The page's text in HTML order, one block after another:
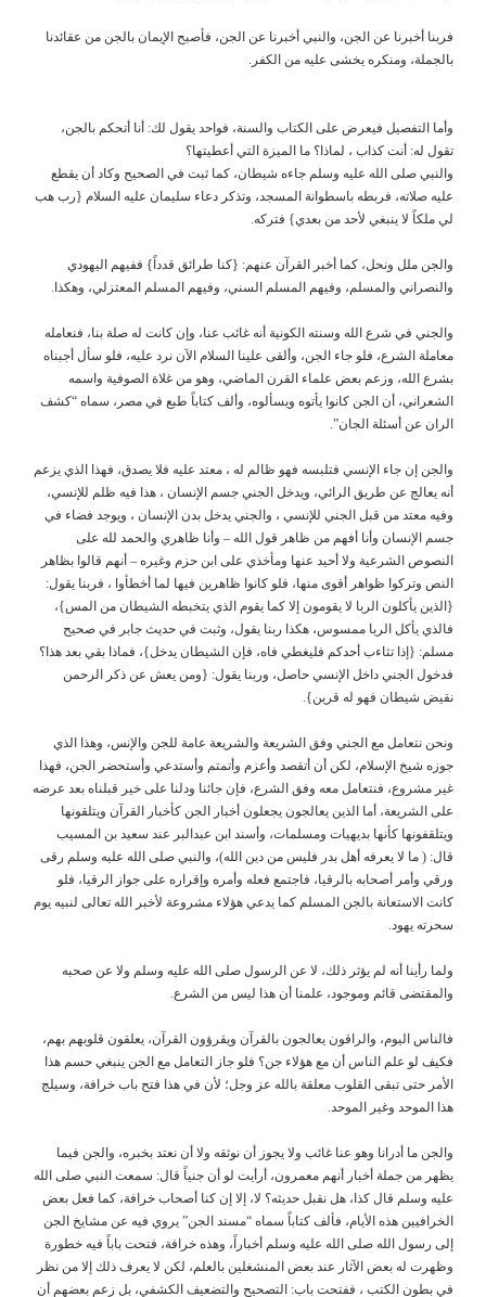
فربنا أخبرنا عن الجن، والنبي أخبرنا عن الجن، فأصبح الإيمان بالجن من عقائدنا
بالجملة، ومنكره يخشى عليه من الكفر.
وأما التفصيل فيعرض على الكتاب والسنة، فواحد يقول لك: أنا أتحكم بالجن،
تقول له: أنت كذاب ، لماذا؟ ما الميزة التي أعطيتها؟
والنبي صلى الله عليه وسلم جاءه شيطان، كما ثبت في الصحيح وكاد أن يقطع
عليه صلاته، فربطه باسطوانة المسجد، وتذكر دعاء سليمان عليه السلام {رب هب
لي ملكاً لا ينبغي لأحد من بعدي} فتركه.
والجن ملل ونحل، كما أخبر القرآن عنهم: {كنا طرائق قدداً} ففيهم اليهودي
والنصراني والمسلم، وفيهم المسلم السني، وفيهم المسلم المعتزلي، وهكذا.
والجني في شرع الله وسنته الكونية أنه غائب عنا، وإن كانت له صلة بنا، فنعامله
معاملة الشرع، فلو جاء الجن، وألقى علينا السلام الآن نرد عليه، فلو سأل أجبناه
بشرع الله، وزعم بعض علماء القرن الماضي، وهو من غلاة الصوفية واسمه
الشعراني، أن الجن كانوا يأتوه ويسألوه، وألف كتاباً طبع في مصر، سماه “كشف
الران عن أسئلة الجان”.
والجن إن جاء الإنسي فتلبسه فهو ظالم له ، معتد عليه فلا يصدق، فهذا الذي يزعم
أنه يعالج عن طريق الرائي، ويدخل الجني جسم الإنسان ، هذا فيه ظلم للإنسي،
وفيه معتد من قبل الجني للإنسي ، والجني يدخل بدن الإنسان ، ويوجد فضاء في
جسم الإنسان وأنا أفهم من ظاهر قول الله – وأنا ظاهري والحمد لله على
النصوص الشرعية ولا أحيد عنها ومأخذي على ابن حزم وغيره – أنهم قالوا بظاهر
النص وتركوا ظواهر أقوى منها، فلو كانوا ظاهرين فيها لما أخطأوا ، فربنا يقول:
{الذين يأكلون الربا لا يقومون إلا كما يقوم الذي يتخبطه الشيطان من المس}،
فالذي يأكل الربا ممسوس، هكذا ربنا يقول، وثبت في حديث جابر في صحيح
مسلم: {إذا تثاءب أحدكم فليغطي فاه، فإن الشيطان يدخل}، فماذا بقي بعد هذا؟
فدخول الجني داخل الإنسي حاصل، وربنا يقول: {ومن يعش عن ذكر الرحمن
نقيض شيطان فهو له قرين}.
ونحن نتعامل مع الجني وفق الشريعة والشريعة عامة للجن والإنس، وهذا الذي
جوزه شيخ الإسلام، لكن أن أتقصد وأعزم وأتمتم وأستدعي وأستحضر الجن، فهذا
غير مشروع، فنتعامل معه وفق الشرع، فإن جائنا ودلنا على خير قبلناه بعد عرضه
على الشريعة، أما الذين يعالجون يجعلون أخبار الجن كأخبار القرآن ويتلقونها
ويتلقفونها كأنها بديهيات ومسلمات، وأسند ابن عبدالبر عند سعيد بن المسيب
قال: ( ما لا يعرفه أهل بدر فليس من دين الله)، والنبي صلى الله عليه وسلم رقى
ورقي وأمر أصحابه بالرقيا، فاجتمع فعله وأمره وإقراره على جواز الرقيا، فلو
كانت الاستعانة بالجن المسلم كما يدعي هؤلاء مشروعة لأخبر الله تعالى لنبيه يوم
سحرته يهود.
ولما رأينا أنه لم يؤثر ذلك، لا عن الرسول صلى الله عليه وسلم ولا عن صحبه
والمقتضى قائم وموجود، علمنا أن هذا ليس من الشرع.
فالناس اليوم، والراقون يعالجون بالقرآن ويقرؤون القرآن، يعلقون قلوبهم بهم،
فكيف لو علم الناس أن مع هؤلاء جن؟ فلو جاز التعامل مع الجن ينبغي حسم هذا
الأمر حتى تبقى القلوب معلقة بالله عز وجل؛ لأن في هذا فتح باب خرافة، وسيلج
هذا الموحد وغير الموحد.
والجن ما أدرانا وهو عنا غائب ولا يجوز أن نوثقه ولا أن نعتد بخبره، والجن فيما
يظهر من جملة أخبار أنهم معمرون، أرأيت لو أن جنياً قال: سمعت النبي صلى الله
عليه وسلم قال كذا، هل نقبل حديثه؟ لا، إلا إن كنا أصحاب خرافة، كما فعل بعض
الخرافيين هذه الأيام، فألف كتاباً سماه “مسند الجن” يروي فيه عن مشايخ الجن
إلى رسول الله صلى الله عليه وسلم أخباراً، وهذه خرافة، فتحت باباً فيه خطورة
وظهرت له بعض الآثار عند بعض المنشغلين بالعلم، لكن لا يعرف ذلك إلا من نظر
في بطون الكتب ، ففتحت باب: التصحيح والتضعيف الكشفي، بل زعم بعضهم أن